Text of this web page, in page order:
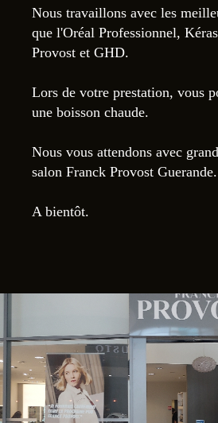
Nous travaillons avec les
que l'Oréal Professionnel,
Provost et GHD.
Lors de votre prestation, vous
une boisson chaude.
Nous vous attendons avec
salon Franck Provost Guerande.
A bientôt.